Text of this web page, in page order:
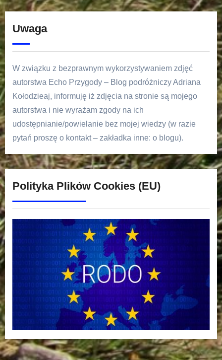
Uwaga
W związku z bezprawnym wykorzystywaniem zdjęć
autorstwa Echo Przygody – Blog podróżniczy Adriana
Kołodzieaj, informuję iż zdjęcia na stronie są mojego
autorstwa i nie wyrażam zgody na ich
udostępnianie/powielanie bez mojej wiedzy (w razie
pytań proszę o kontakt – zakładka inne: o blogu).
Polityka Plików Cookies (EU)